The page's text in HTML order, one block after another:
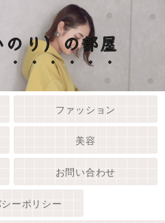
り）の部屋
ファッション
美容
お問い合わせ
ーポリシー